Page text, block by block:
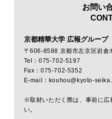
お問い
京都精華大学 広報グループ
〒606-8588 京都市左京区岩倉
Tel：075-702-5197
Fax：075-702-5352
E-mail：kouhou@kyoto-
※取材いただく際は、事前に広
い。